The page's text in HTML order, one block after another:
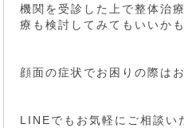
機関を受診した上で整体治
療も検討してみてもいいか
顔面の症状でお困りの際は
LINEでもお気軽にご相談い